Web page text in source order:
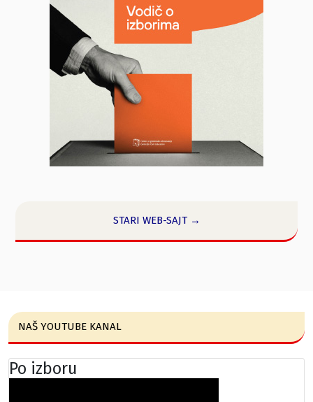
STARI WEB-SAJT →
NAŠ YOUTUBE KANAL
Po izboru